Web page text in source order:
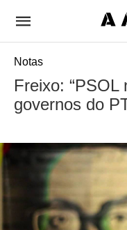
Notas
Freixo: “PSOL
governos do